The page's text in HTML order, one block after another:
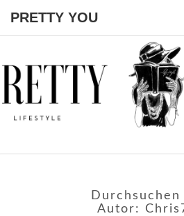
PRETTY YOU
Durchsuchen
Autor: